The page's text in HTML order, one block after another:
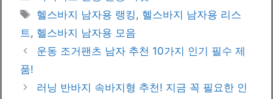
Tags
헬스바지 남자용 랭킹, 헬스바지 남자용 리스
트, 헬스바지 남자용 모음
운동 조거팬츠 남자 추천 10가지 인기 필수 제
품!
러닝 반바지 속바지형 추천! 지금 꼭 필요한 인